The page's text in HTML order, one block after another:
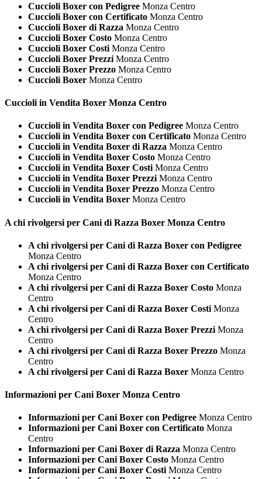
Cuccioli Boxer con Pedigree Monza Centro
Cuccioli Boxer con Certificato Monza Centro
Cuccioli Boxer di Razza Monza Centro
Cuccioli Boxer Costo Monza Centro
Cuccioli Boxer Costi Monza Centro
Cuccioli Boxer Prezzi Monza Centro
Cuccioli Boxer Prezzo Monza Centro
Cuccioli Boxer Monza Centro
Cuccioli in Vendita Boxer Monza Centro
Cuccioli in Vendita Boxer con Pedigree Monza Centro
Cuccioli in Vendita Boxer con Certificato Monza Centro
Cuccioli in Vendita Boxer di Razza Monza Centro
Cuccioli in Vendita Boxer Costo Monza Centro
Cuccioli in Vendita Boxer Costi Monza Centro
Cuccioli in Vendita Boxer Prezzi Monza Centro
Cuccioli in Vendita Boxer Prezzo Monza Centro
Cuccioli in Vendita Boxer Monza Centro
A chi rivolgersi per Cani di Razza Boxer Monza Centro
A chi rivolgersi per Cani di Razza Boxer con Pedigree
Monza Centro
A chi rivolgersi per Cani di Razza Boxer con Certificato
Monza Centro
A chi rivolgersi per Cani di Razza Boxer Costo Monza
Centro
A chi rivolgersi per Cani di Razza Boxer Costi Monza
Centro
A chi rivolgersi per Cani di Razza Boxer Prezzi Monza
Centro
A chi rivolgersi per Cani di Razza Boxer Prezzo Monza
Centro
A chi rivolgersi per Cani di Razza Boxer Monza Centro
Informazioni per Cani Boxer Monza Centro
Informazioni per Cani Boxer con Pedigree Monza Centro
Informazioni per Cani Boxer con Certificato Monza
Centro
Informazioni per Cani Boxer di Razza Monza Centro
Informazioni per Cani Boxer Costo Monza Centro
Informazioni per Cani Boxer CostiMonza Centro